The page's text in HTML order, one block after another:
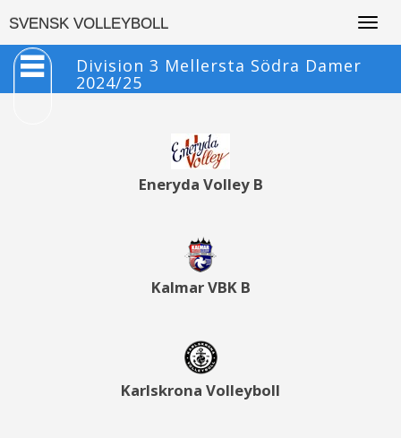
SVENSK VOLLEYBOLL
Division 3 Mellersta Södra Damer
2024/25
Eneryda Volley B
Kalmar VBK B
Karlskrona Volleyboll